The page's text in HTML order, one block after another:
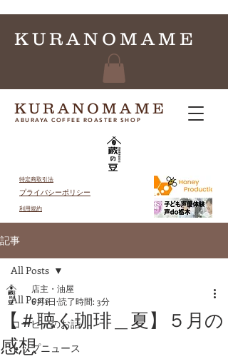
KURANOMAME
ABURAYA COFFEE ROASTER SHOP
KURANOMAME
特定商取引法
プライバシーポリシー
​利用規約
記事
All Posts
コーヒーのお話
トップニュース
All Posts
【＃聴く珈琲＿夏】５月の
感想
店主・油屋
6月1日 読了時間: 3分